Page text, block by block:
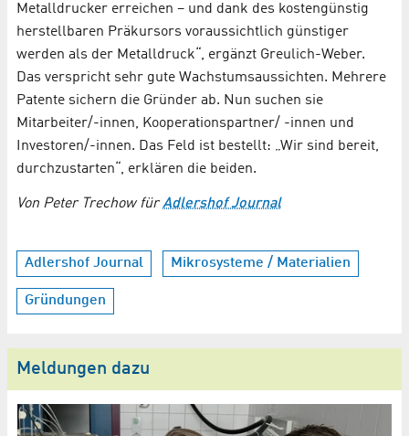
Metalldrucker erreichen – und dank des kostengünstig
herstellbaren Präkursors voraussichtlich günstiger
werden als der Metalldruck“, ergänzt Greulich-Weber.
Das verspricht sehr gute Wachstumsaussichten. Mehrere
Patente sichern die Gründer ab. Nun suchen sie
Mitarbeiter/-innen, Kooperationspartner/ -innen und
Investoren/-innen. Das Feld ist bestellt: „Wir sind bereit,
durchzustarten“, erklären die beiden.
Von Peter Trechow fürAdlershof Journal
Adlershof Journal Mikrosysteme / Materialien
Gründungen
Meldungen dazu